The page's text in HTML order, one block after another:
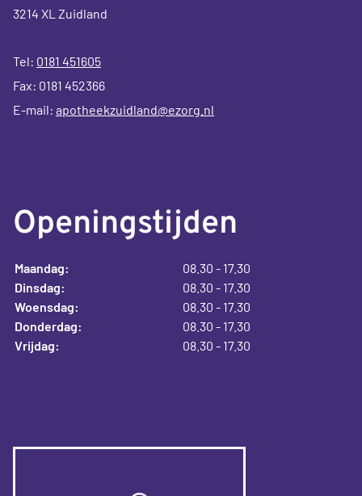
3214 XL Zuidland
Tel: 0181 451605
Fax: 0181 452366
E-mail: apotheekzuidland@ezorg.nl
Openingstijden
Maandag:
08.30 - 17.30
Dinsdag:
08.30 - 17.30
Woensdag:
08.30 - 17.30
Donderdag:
08.30 - 17.30
Vrijdag:
08.30 - 17.30